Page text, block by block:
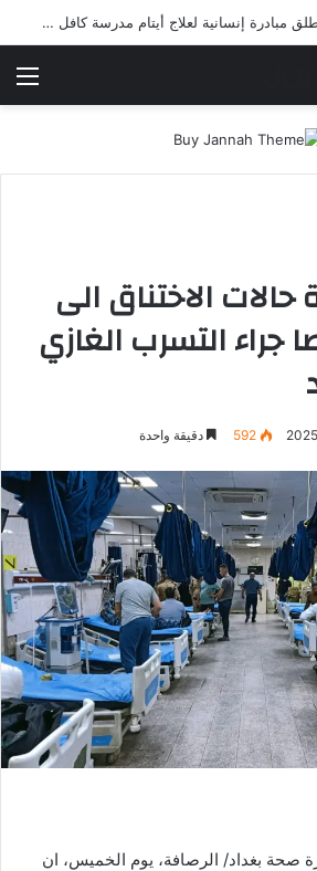
شرطة ميسان تلقي القبض على مطلقي العيارات النارية أثناء تشييع جنائزي في العمارة
حالات الاختناق الى
شخصا جراء التسرب الغازي
592 دقيقة واحدة
صحة بغداد/ الرصافة، يوم الخميس، ان